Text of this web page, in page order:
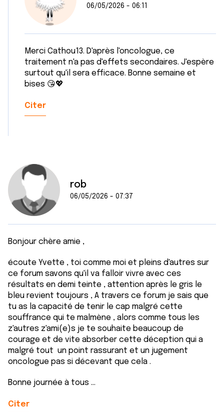
06/05/2026 - 06:11
Merci Cathou13. D'après l'oncologue, ce
traitement n'a pas d'effets secondaires. J'espère
surtout qu'il sera efficace. Bonne semaine et
bises 😘💖
Citer
rob
06/05/2026 - 07:37
Bonjour chère amie ,
écoute Yvette , toi comme moi et pleins d'autres sur
ce forum savons qu'il va falloir vivre avec ces
résultats en demi teinte , attention après le gris le
bleu revient toujours , A travers ce forum je sais que
tu as la capacité de tenir le cap malgré cette
souffrance qui te malmène , alors comme tous les
z'autres z'ami(e)s je te souhaite beaucoup de
courage et de vite absorber cette déception qui a
malgré tout un point rassurant et un jugement
oncologue pas si décevant que cela .
Bonne journée à tous ...
Citer